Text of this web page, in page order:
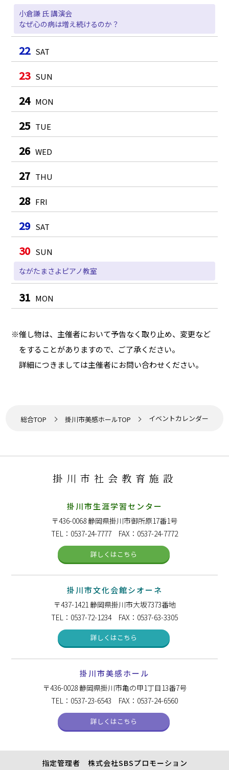
小倉謙 氏 講演会
なぜ心の病は増え続けるのか？
22 SAT
23 SUN
24 MON
25 TUE
26 WED
27 THU
28 FRI
29 SAT
30 SUN
ながたまさよピアノ教室
31 MON
※催し物は、主催者において予告なく取り止め、変更など
をすることがありますので、ご了承ください。
詳細につきましては主催者にお問い合わせください。
総合TOP 掛川市美感ホールTOP イベントカレンダー
掛川市社会教育施設
掛川市生涯学習センター
〒436-0068静岡県掛川市御所原17番1号
TEL：0537-24-7777 FAX：0537-24-7772
詳しくはこちら
掛川市文化会館シオーネ
〒437-1421 静岡県掛川市大坂7373番地
TEL：0537-72-1234 FAX：0537-63-3305
詳しくはこちら
掛川市美感ホール
〒436-0028静岡県掛川市亀の甲1丁目13番7号
TEL：0537-23-6543 FAX：0537-24-6560
詳しくはこちら
指定管理者 株式会社SBSプロモーション